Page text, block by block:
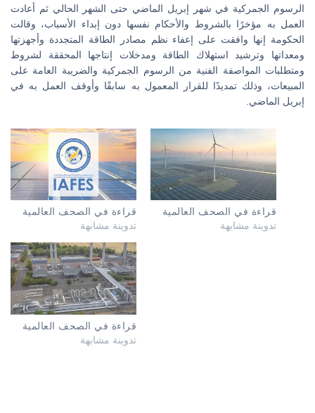
الرسوم الجمركية في شهر إبريل الماضي حتى الشهر الحالي ثم أعادت
العمل به مؤخرًا بالشروط والأحكام نفسها دون إبداء الأسباب، وقالت
الحكومة إنها وافقت على إعفاء نظم مصادر الطاقة المتجددة وأجهزتها
ومعداتها وترشيد استهلاك الطاقة ومدخلات إنتاجها المحققة لشروط
ومتطلبات المواصفة الفنية من الرسوم الجمركية والضريبة العامة على
المبيعات، وذلك تمديدًا للقرار المعمول به سابقًا وأوقف العمل به في
إبريل الماضي.
قراءة في الصحف العالمية
تدوينة مشابهة
قراءة في الصحف العالمية
تدوينة مشابهة
قراءة في الصحف العالمية
تدوينة مشابهة